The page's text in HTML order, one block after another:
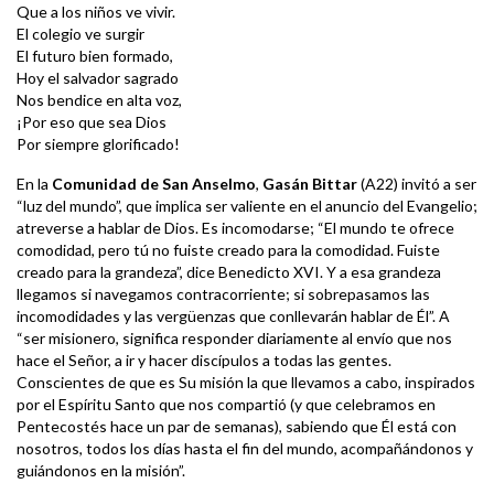
Que a los niños ve vivir.
El colegio ve surgir
El futuro bien formado,
Hoy el salvador sagrado
Nos bendice en alta voz,
¡Por eso que sea Dios
Por siempre glorificado!
En la Comunidad de San Anselmo, Gasán Bittar(A22) invitó a ser
“luz del mundo”, que implica ser valiente en el anuncio del Evangelio;
atreverse a hablar de Dios. Es incomodarse; “El mundo te ofrece
comodidad, pero tú no fuiste creado para la comodidad. Fuiste
creado para la grandeza”, dice Benedicto XVI. Y a esa grandeza
llegamos si navegamos contracorriente; si sobrepasamos las
incomodidades y las vergüenzas que conllevarán hablar de Él”. A
“ser misionero, significa responder diariamente al envío que nos
hace el Señor, a ir y hacer discípulos a todas las gentes.
Conscientes de que es Su misión la que llevamos a cabo, inspirados
por el Espíritu Santo que nos compartió (y que celebramos en
Pentecostés hace un par de semanas), sabiendo que Él está con
nosotros, todos los días hasta el fin del mundo, acompañándonos y
guiándonos en la misión”.